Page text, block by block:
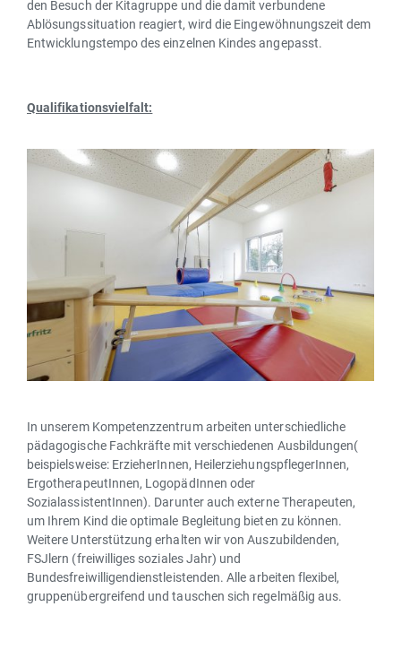
den Besuch der Kitagruppe und die damit verbundene
Ablösungssituation reagiert, wird die Eingewöhnungszeit dem
Entwicklungstempo des einzelnen Kindes angepasst.
Qualifikationsvielfalt:
In unserem Kompetenzzentrum arbeiten unterschiedliche
pädagogische Fachkräfte mit verschiedenen Ausbildungen(
beispielsweise: ErzieherInnen, HeilerziehungspflegerInnen,
ErgotherapeutInnen, LogopädInnen oder
SozialassistentInnen). Darunter auch externe Therapeuten,
um Ihrem Kind die optimale Begleitung bieten zu können.
Weitere Unterstützung erhalten wir von Auszubildenden,
FSJlern (freiwilliges soziales Jahr) und
Bundesfreiwilligendienstleistenden. Alle arbeiten flexibel,
gruppenübergreifend und tauschen sich regelmäßig aus.